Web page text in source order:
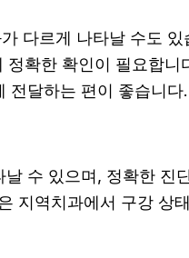
다르게 나타날 수도
확한 확인이 필요합
달하는 편이 좋습니
수 있으며, 정확한 진
지역치과에서 구강